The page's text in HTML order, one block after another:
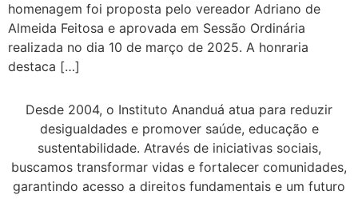
homenagem foi proposta pelo vereador Adriano de
Almeida Feitosa e aprovada em Sessão Ordinária
realizada no dia 10 de março de 2025. A honraria
destaca […]
Desde 2004, o Instituto Ananduá atua para reduzir
desigualdades e promover saúde, educação e
sustentabilidade. Através de iniciativas sociais,
buscamos transformar vidas e fortalecer comunidades,
garantindo acesso a direitos fundamentais e um futuro